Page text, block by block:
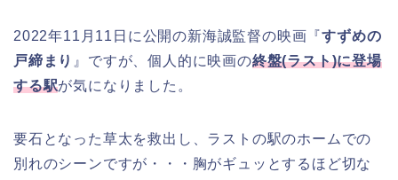
2022年11月11日に公開の新海誠監督の映画『すずめの
戸締まり 』ですが、個人的に映画の終盤(ラスト)に登場
する駅が気になりました。
要石となった草太を救出し、ラストの駅のホームでの
別れのシーンですが・・・胸がギュッとするほど切な